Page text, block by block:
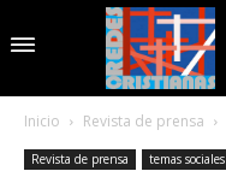
Inicio Revista de prensa
Revista de prensa temas sociales